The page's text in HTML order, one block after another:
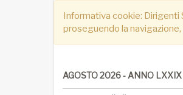
Informativa cookie: Dirigenti
proseguendo la
AGOSTO 2026 - ANNO LXXIX